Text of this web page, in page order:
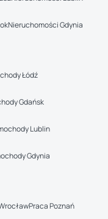
Nieruchomości Gdynia
Łódź
Gdańsk
Lublin
Gdynia
Praca Poznań